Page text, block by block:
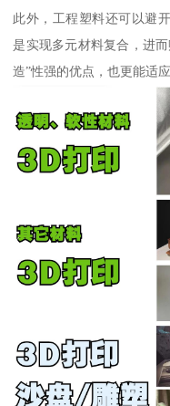
此外，工程塑料还可以避
是实现多元材料复合，进
造”性强的优点，也更能适